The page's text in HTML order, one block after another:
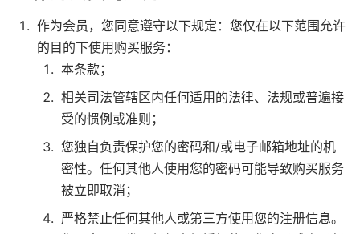
作为会员，您同意遵守以下规定：您仅在以下范围允许
的目的下使用购买服务：
本条款；
相关司法管辖区内任何适用的法律、法规或普遍接
受的惯例或准则；
您独自负责保护您的密码和/或电子邮箱地址的机
密性。任何其他人使用您的密码可能导致购买服务
被立即取消；
严格禁止任何其他人或第三方使用您的注册信息。